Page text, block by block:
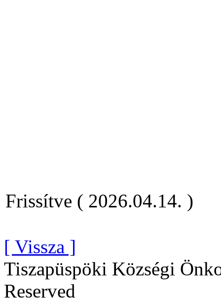
Frissítve ( 2026.04.14. )
[ Vissza ]
Tiszapüspöki Községi
Reserved